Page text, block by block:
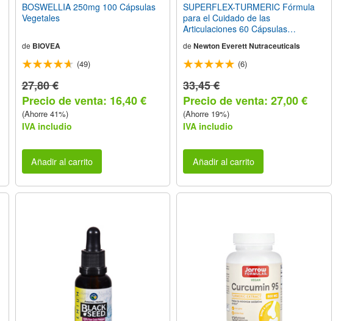
BOSWELLIA 250mg 100 Cápsulas
Vegetales
de BIOVEA
(49)
27,80 €
Precio de venta: 16,40 €
(Ahorre 41%)
IVA includio
Añadir al carrito
SUPERFLEX-TURMERIC Fórmula
para el Cuidado de las
Articulaciones 60 Cápsulas
de Newton Everett Nutraceuticals
(6)
33,45 €
Precio de venta: 27,00 €
(Ahorre 19%)
IVA includio
Añadir al carrito